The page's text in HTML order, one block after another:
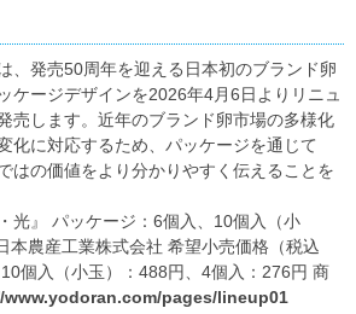
、発売50周年を迎える日本初のブランド卵
ケージデザインを2026年4月6日よりリニュ
売します。近年のブランド卵市場の多様化
化に対応するため、パッケージを通じて
はの価値をより分かりやすく伝えることを
光』 パッケージ：6個入、10個入（小
本農産工業株式会社 希望小売価格（税込
個入（小玉）：488円、4個入：276円 商
pages/lineup01